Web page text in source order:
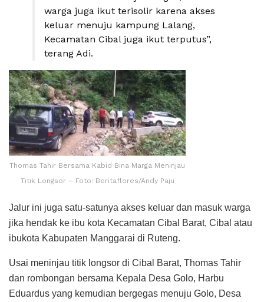
warga juga ikut terisolir karena akses
keluar menuju kampung Lalang,
Kecamatan Cibal juga ikut terputus”,
terang Adi.
Thomas Tahir Bersama Kabid Bina Marga Meninjau
Titik Longsor – Foto: Beritaflores/Andy Paju
Jalur ini juga satu-satunya akses keluar dan masuk warga
jika hendak ke ibu kota Kecamatan Cibal Barat, Cibal atau
ibukota Kabupaten Manggarai di Ruteng.
Usai meninjau titik longsor di Cibal Barat, Thomas Tahir
dan rombongan bersama Kepala Desa Golo, Harbu
Eduardus yang kemudian bergegas menuju Golo, Desa